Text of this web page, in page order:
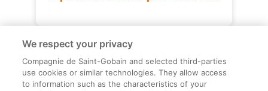
We respect your privacy
Compagnie de Saint-Gobain and selected third-parties
use cookies or similar technologies. They allow access
to information such as the characteristics of your